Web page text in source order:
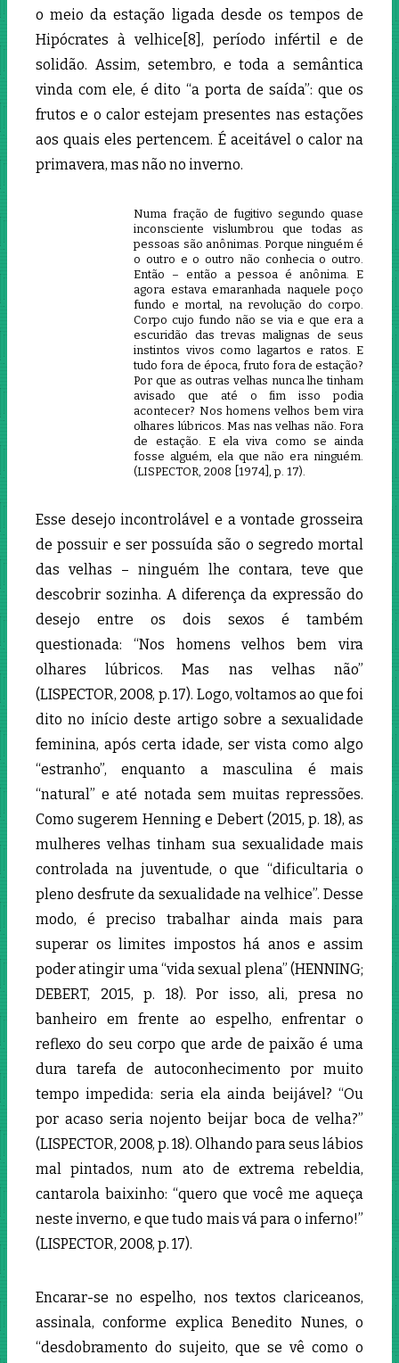
o meio da estação ligada desde os tempos de
Hipócrates à velhice[8] , período infértil e de
solidão. Assim, setembro, e toda a semântica
vinda com ele, é dito “a porta de saída”: que os
frutos e o calor estejam presentes nas estações
aos quais eles pertencem. É aceitável o calor na
primavera, mas não no inverno.
Numa fração de fugitivo segundo quase
inconsciente vislumbrou que todas as
pessoas são anônimas. Porque ninguém é
o outro e o outro não conhecia o outro.
Então – então a pessoa é anônima. E
agora estava emaranhada naquele poço
fundo e mortal, na revolução do corpo.
Corpo cujo fundo não se via e que era a
escuridão das trevas malignas de seus
instintos vivos como lagartos e ratos. E
tudo fora de época, fruto fora de estação?
Por que as outras velhas nunca lhe tinham
avisado que até o fim isso podia
acontecer? Nos homens velhos bem vira
olhares lúbricos. Mas nas velhas não. Fora
de estação. E ela viva como se ainda
fosse alguém, ela que não era ninguém.
(LISPECTOR, 2008 [1974], p. 17).
Esse desejo incontrolável e a vontade grosseira
de possuir e ser possuída são o segredo mortal
das velhas – ninguém lhe contara, teve que
descobrir sozinha. A diferença da expressão do
desejo entre os dois sexos é também
questionada: “Nos homens velhos bem vira
olhares lúbricos. Mas nas velhas não”
(LISPECTOR, 2008, p. 17). Logo, voltamos ao que foi
dito no início deste artigo sobre a sexualidade
feminina, após certa idade, ser vista como algo
“estranho”, enquanto a masculina é mais
“natural” e até notada sem muitas repressões.
Como sugerem Henning e Debert (2015, p. 18), as
mulheres velhas tinham sua sexualidade mais
controlada na juventude, o que “dificultaria o
pleno desfrute da sexualidade na velhice”. Desse
modo, é preciso trabalhar ainda mais para
superar os limites impostos há anos e assim
poder atingir uma “vida sexual plena” (HENNING;
DEBERT, 2015, p. 18). Por isso, ali, presa no
banheiro em frente ao espelho, enfrentar o
reflexo do seu corpo que arde de paixão é uma
dura tarefa de autoconhecimento por muito
tempo impedida: seria ela ainda beijável? “Ou
por acaso seria nojento beijar boca de velha?”
(LISPECTOR, 2008, p. 18). Olhando para seus lábios
mal pintados, num ato de extrema rebeldia,
cantarola baixinho: “quero que você me aqueça
neste inverno, e que tudo mais vá para o inferno!”
(LISPECTOR, 2008, p. 17).
Encarar-se no espelho, nos textos clariceanos,
assinala, conforme explica Benedito Nunes, o
“desdobramento do sujeito, que se vê como o